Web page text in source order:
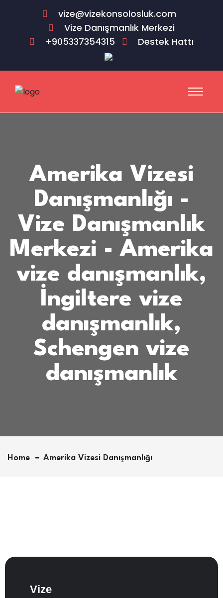
vize@vizekonsolosluk.com
Vize Danışmanlık Merkezi
+905337354315
Destek Hattı
Amerika Vizesi
Danışmanlığı -
Vize Danışmanlık
Merkezi - Amerika
vize danışmanlık,
İngiltere vize
danışmanlık,
Schengen vize
danışmanlık
Home Amerika Vizesi Danışmanlığı
Vize